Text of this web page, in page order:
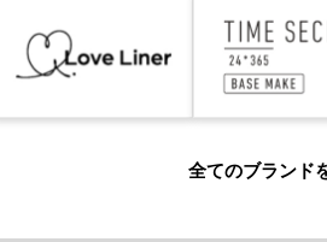
全てのブランド